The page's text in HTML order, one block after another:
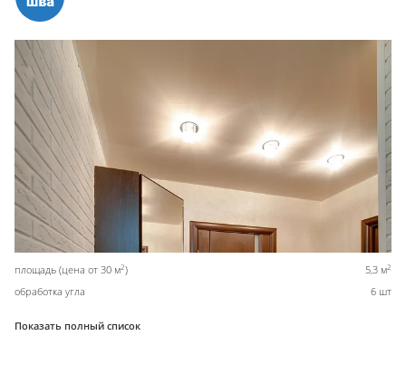
площадь (цена от 30 м2) 5,3 м2
обработка угла 6 шт
Показать полный список